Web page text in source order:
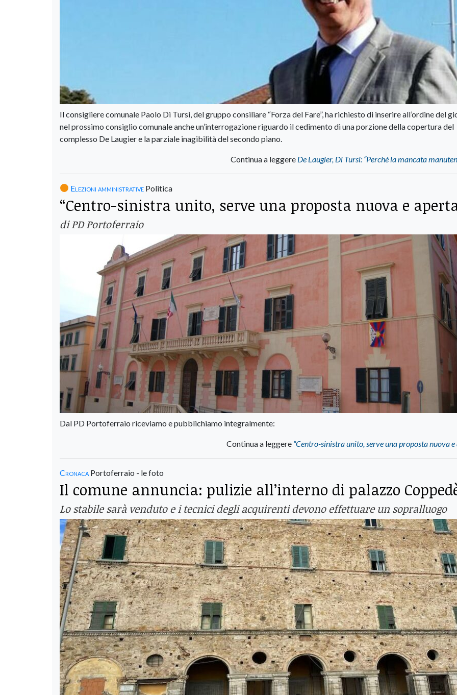
Il consigliere comunale Paolo Di Tursi, del gruppo consiliare “Forza del Fare”, ha richiesto di inserire all’ordine del
nel prossimo consiglio comunale anche un’interrogazione riguardo il cedimento di una porzione della copertura del
complesso De Laugier e la parziale inagibilità del secondo piano.
Continua a leggere De Laugier, Di Tursi: “Perché la mancata
Elezioni amministrative Politica
“Centro-sinistra unito, serve una proposta nuova e
di PD Portoferraio
Dal PD Portoferraio riceviamo e pubblichiamo integralmente:
Continua a leggere “Centro-sinistra unito, serve una proposta nuova e
Cronaca Portoferraio - le foto
Il comune annuncia: pulizie all’interno di palazzo
Lo stabile sarà venduto e i tecnici degli acquirenti devono effettuare un sopralluogo